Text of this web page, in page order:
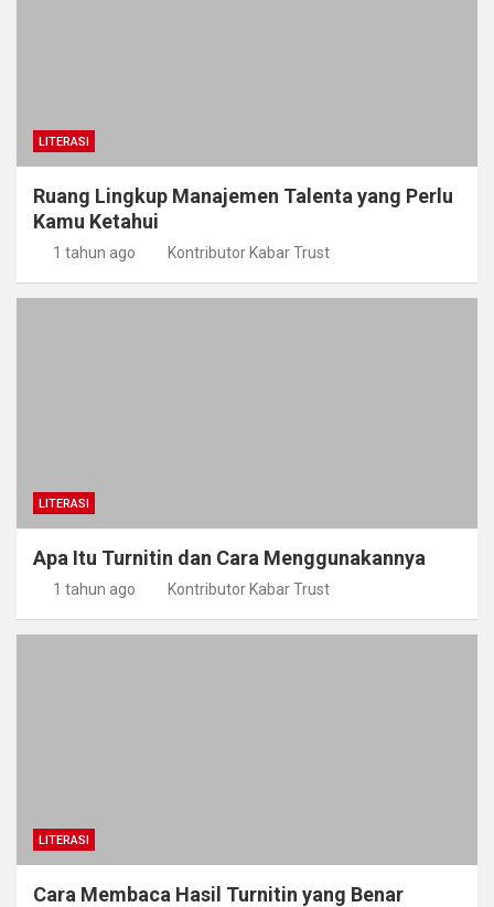
LITERASI
Ruang Lingkup Manajemen Talenta yang Perlu
Kamu Ketahui
1 tahun ago Kontributor Kabar Trust
LITERASI
Apa Itu Turnitin dan Cara Menggunakannya
1 tahun ago Kontributor Kabar Trust
LITERASI
Cara Membaca Hasil Turnitin yang Benar